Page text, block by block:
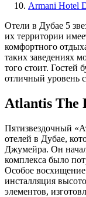
Armani Hotel
Отели в Дубае 5
их территории
комфортного
таких заведениях
того стоит. Гостей
отличный уровень
Atlantis The
Пятизвездочный
отелей в Дубае,
Джумейра. Он начал
комплекса было
Особое восхищение
инсталляция
элементов,